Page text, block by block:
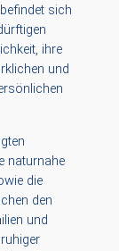
sich
ihre
und
naturnahe
die
den
und